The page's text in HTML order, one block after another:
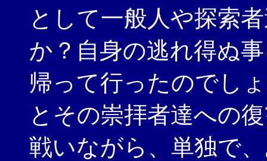
として一般人や探索
か？自身の逃れ得ぬ
帰って行ったのでし
とその崇拝者達への
戦いながら、単独で